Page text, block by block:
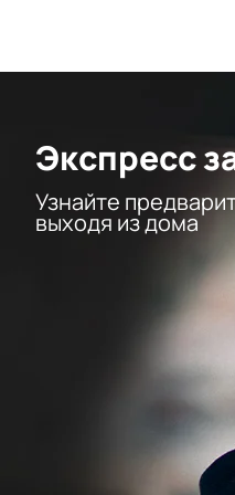
Экспресс
Узнайте
выходя из дома